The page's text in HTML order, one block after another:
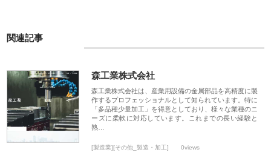
関連記事
森工業株式会社
森工業株式会社は、産業用設備の金属部品を高精度に製
作するプロフェッショナルとして知られています。特に
「多品種少量加工」を得意としており、様々な業種のニ
ーズに柔軟に対応しています。これまでの長い経験と
熟…
[製造業][その他_製造・加工] 0views